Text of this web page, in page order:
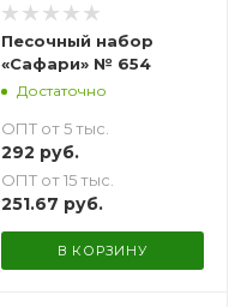
Песочный набор
«Сафари» № 654
Достаточно
ОПТ от 5 тыс.
292 руб.
ОПТ от 15 тыс.
251.67 руб.
В КОРЗИНУ